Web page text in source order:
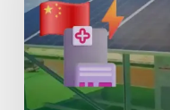
donativo
chino
de
sistemas
solares